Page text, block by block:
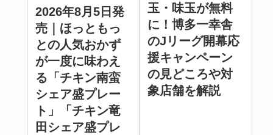
2026年8月5日発
売｜ほっともっ
との人気おかず
が一度に味わえ
る「チキン南蛮
シェア盛プレー
ト」「チキン竜
田シェア盛プレ
玉・味玉が無料
に！博多一幸舎
のJリーグ開幕応
援キャンペーン
の見どころや対
象店舗を解説